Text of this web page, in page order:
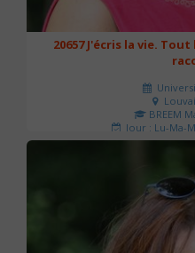
20657 J'écris la vie.
BREEM
Jour : Lu-Ma-
Nombre